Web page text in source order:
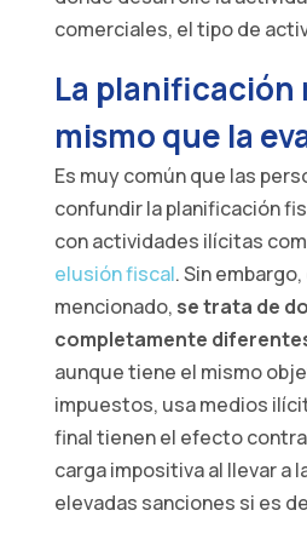
comerciales, el tipo de
La planificación
mismo que la
Es muy común que las
confundir la planificación
con actividades ilícitas
elusión fiscal. Sin
mencionado, se trata de
completamente
aunque tiene el mismo
impuestos, usa medios
final tienen el efecto
carga impositiva al llevar a
elevadas sanciones si es